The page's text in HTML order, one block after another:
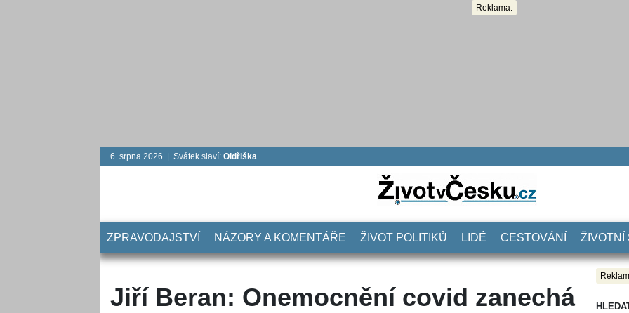
Reklama:
6. srpna 2026 | Svátek slaví: Oldřiška
ZPRAVODAJSTVÍ NÁZORY A KOMENTÁŘE ŽIVOT POLITIKŮ LIDÉ CESTOVÁNÍ ŽIVOTNÍ
Jiří Beran: Onemocnění covid zanechá